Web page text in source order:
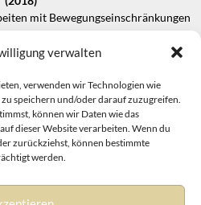
verwalten
verwenden wir Technologien wie
speichern und/oder darauf zuzugreifen.
können wir Daten wie das
dieser Website verarbeiten. Wenn du
zurückziehst, können bestimmte
werden.
mit Bewegungseinschränkungen
in der TCM und der
ätherischer Öle
bei Stefanie Arend (2018)
und Faszienmassage, Meditation